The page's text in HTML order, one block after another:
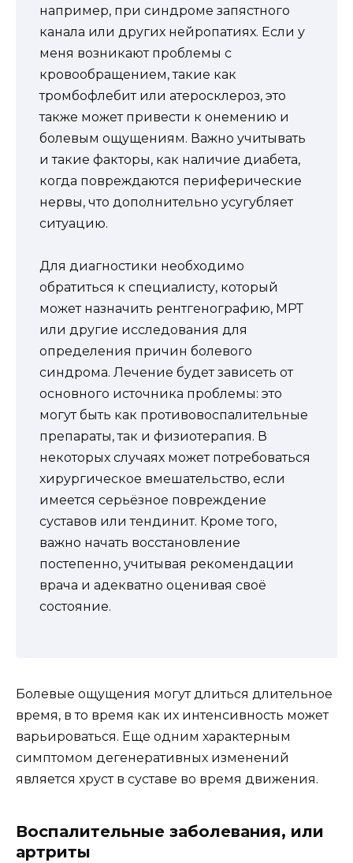
например, при синдроме запястного
канала или других нейропатиях. Если у
меня возникают проблемы с
кровообращением, такие как
тромбофлебит или атеросклероз, это
также может привести к онемению и
болевым ощущениям. Важно учитывать
и такие факторы, как наличие диабета,
когда повреждаются периферические
нервы, что дополнительно усугубляет
ситуацию.
Для диагностики необходимо
обратиться к специалисту, который
может назначить рентгенографию, МРТ
или другие исследования для
определения причин болевого
синдрома. Лечение будет зависеть от
основного источника проблемы: это
могут быть как противовоспалительные
препараты, так и физиотерапия. В
некоторых случаях может потребоваться
хирургическое вмешательство, если
имеется серьёзное повреждение
суставов или тендинит. Кроме того,
важно начать восстановление
постепенно, учитывая рекомендации
врача и адекватно оценивая своё
состояние.
Болевые ощущения могут длиться длительное
время, в то время как их интенсивность может
варьироваться. Еще одним характерным
симптомом дегенеративных изменений
является хруст в суставе во время движения.
Воспалительные заболевания, или
артриты